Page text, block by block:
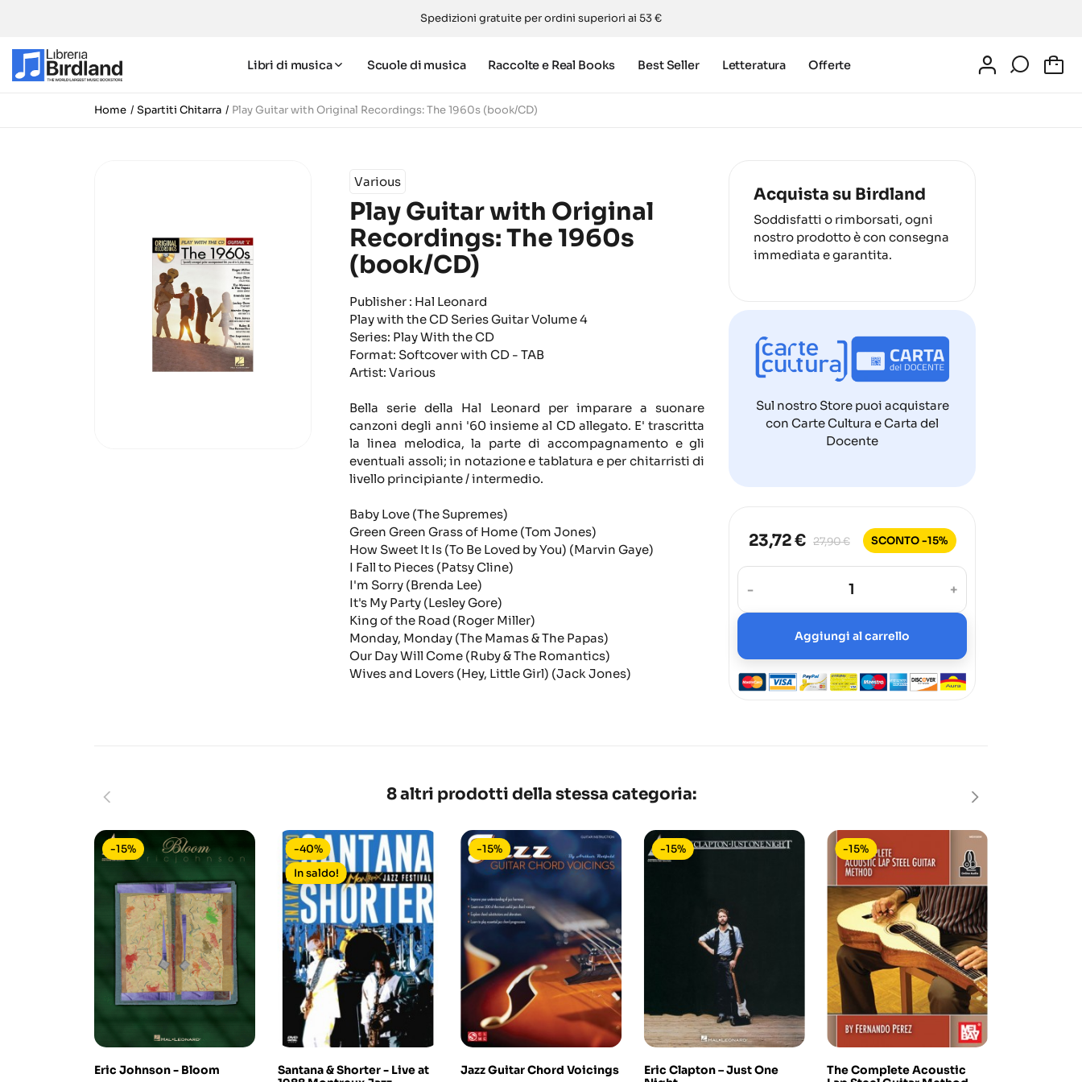
Spedizioni gratuite per ordini superiori ai 53 €
Libri di musica Scuole di musica Raccolte e Real Books Best Seller Letteratura Offerte
Home Spartiti Chitarra Play Guitar with Original Recordings: The 1960s (book/CD)
Various
Play Guitar with Original
Recordings: The 1960s
(book/CD)
Publisher : Hal Leonard
Play with the CD Series Guitar Volume 4
Series: Play With the CD
Format: Softcover with CD - TAB
Artist: Various
Bella serie della Hal Leonard per imparare a suonare
canzoni degli anni '60 insieme al CD allegato. E' trascritta
la linea melodica, la parte di accompagnamento e gli
eventuali assoli; in notazione e tablatura e per chitarristi di
livello principiante / intermedio.
Baby Love (The Supremes)
Green Green Grass of Home (Tom Jones)
How Sweet It Is (To Be Loved by You) (Marvin Gaye)
I Fall to Pieces (Patsy Cline)
I'm Sorry (Brenda Lee)
It's My Party (Lesley Gore)
King of the Road (Roger Miller)
Monday, Monday (The Mamas & The Papas)
Our Day Will Come (Ruby & The Romantics)
Wives and Lovers (Hey, Little Girl) (Jack Jones)
Acquista su Birdland
Soddisfatti o rimborsati, ogni
nostro prodotto è con consegna
immediata e garantita.
Sul nostro Store puoi acquistare
con Carte Cultura e Carta del
Docente
23,72 € 27,90 € SCONTO -15%
- +
Aggiungi al carrello
8 altri prodotti della stessa categoria:
Eric Johnson - Bloom
-15%
Santana & Shorter - Live at
-40%
In saldo!
Jazz Guitar Chord Voicings
-15%
Eric Clapton – Just One
-15%
The Complete Acoustic
-15%